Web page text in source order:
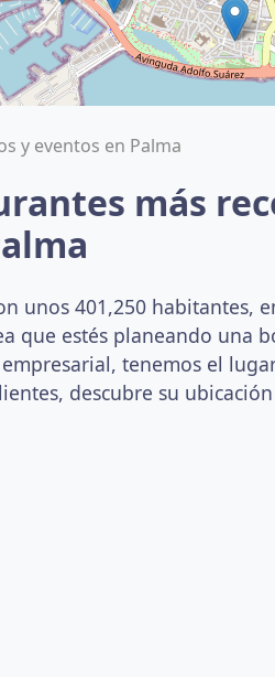
y eventos en Palma
más
unos 401,250 habitantes,
que estés planeando una
tenemos el
descubre su